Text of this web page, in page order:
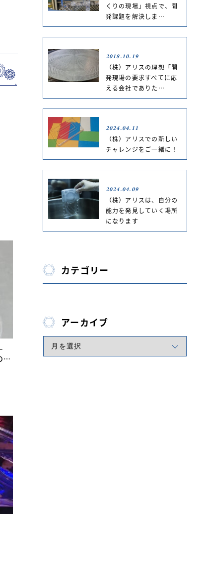
…
くりの現場」視点で、開
発課題を解決しま…
2018.10.19
（株）アリスの理想「開
発現場の要求すべてに応
える会社でありた…
2024.04.11
（株）アリスでの新しい
チャレンジをご一緒に！
2024.04.09
（株）アリスは、自分の
能力を発見していく場所
になります
カテゴリー
アーカイブ